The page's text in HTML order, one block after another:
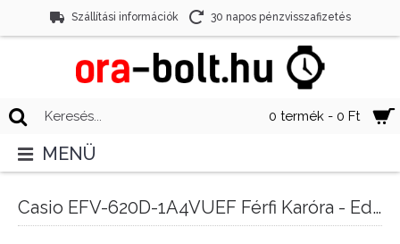
Szállítási információk 30 napos pénzvisszafizetés
0 termék - 0 Ft
MENÜ
Casio EFV-620D-1A4VUEF Férfi Karóra - Edifice